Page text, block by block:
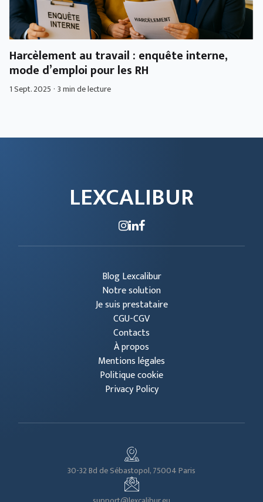
Harcèlement au travail : enquête interne,
mode d’emploi pour les RH
1 Sept. 2025 · 3 min de lecture
LEXCALIBUR
Blog Lexcalibur
Notre solution
Je suis prestataire
CGU-CGV
Contacts
À propos
Mentions légales
Politique cookie
Privacy Policy
30-32 Bd de Sébastopol, 75004 Paris